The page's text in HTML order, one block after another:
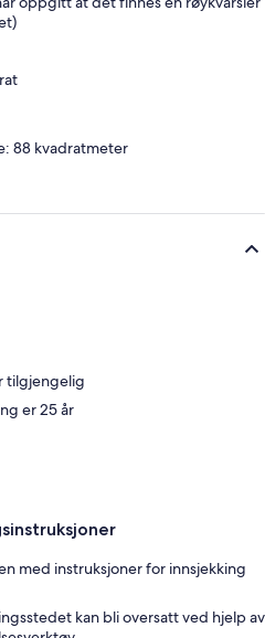
88 kvadratmeter
tilgjengelig
er 25 år
med instruksjoner for innsjekking
kan bli oversatt ved hjelp av